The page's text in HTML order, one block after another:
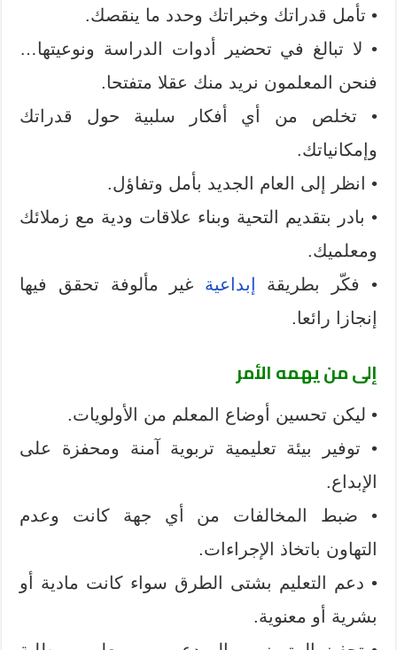
• تأمل قدراتك وخبراتك وحدد ما ينقصك.
• لا تبالغ في تحضير أدوات الدراسة ونوعيتها…
فنحن المعلمون نريد منك عقلا متفتحا.
• تخلص من أي أفكار سلبية حول قدراتك
وإمكانياتك.
• انظر إلى العام الجديد بأمل وتفاؤل.
• بادر بتقديم التحية وبناء علاقات ودية مع زملائك
ومعلميك.
• فكّر بطريقة إبداعية غير مألوفة تحقق فيها
إنجازا رائعا.
إلى من يهمه الأمر
• ليكن تحسين أوضاع المعلم من الأولويات.
• توفير بيئة تعليمية تربوية آمنة ومحفزة على
الإبداع.
• ضبط المخالفات من أي جهة كانت وعدم
التهاون باتخاذ الإجراءات.
• دعم التعليم بشتى الطرق سواء كانت مادية أو
بشرية أو معنوية.